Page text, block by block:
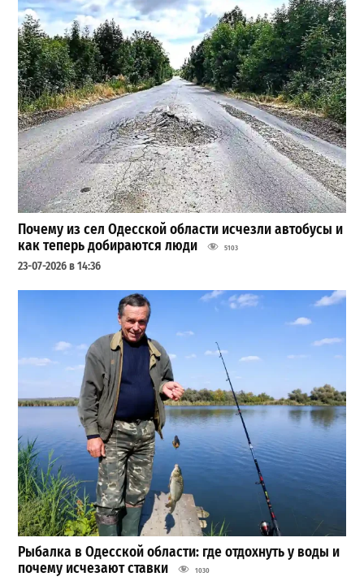
Почему из сел Одесской области исчезли автобусы и
как теперь добираются люди
5103
23-07-2026 в 14:36
Рыбалка в Одесской области: где отдохнуть у воды и
почему исчезают ставки
1030